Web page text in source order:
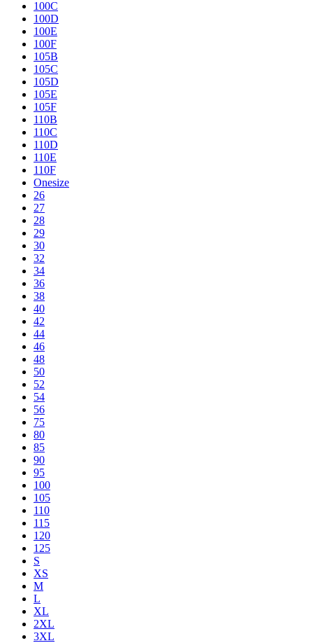
100C
100D
100E
100F
105B
105C
105D
105E
105F
110B
110C
110D
110E
110F
Onesize
26
27
28
29
30
32
34
36
38
40
42
44
46
48
50
52
54
56
75
80
85
90
95
100
105
110
115
120
125
S
XS
M
L
XL
2XL
3XL